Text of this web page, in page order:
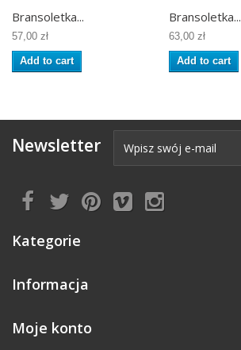
Bransoletka...
57,00 zł
Add to cart
Bransoletka...
63,00 zł
Add to cart
Newsletter
Kategorie
Informacja
Moje konto